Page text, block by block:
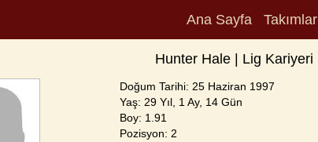
Ana Sayfa Takımlar
Hunter Hale | Lig Kariyeri
Doğum Tarihi: 25 Haziran 1997
Yaş: 29 Yıl, 1 Ay, 14 Gün
Boy: 1.91
Pozisyon: 2